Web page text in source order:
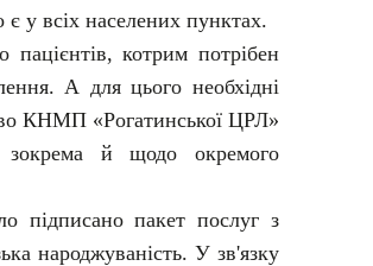
у всіх населених пунктах.
пацієнтів, котрим потрібен
А для цього необхідні
КНМП «Рогатинської ЦРЛ»
зокрема й щодо окремого
підписано пакет послуг з
народжуваність. У зв'язку